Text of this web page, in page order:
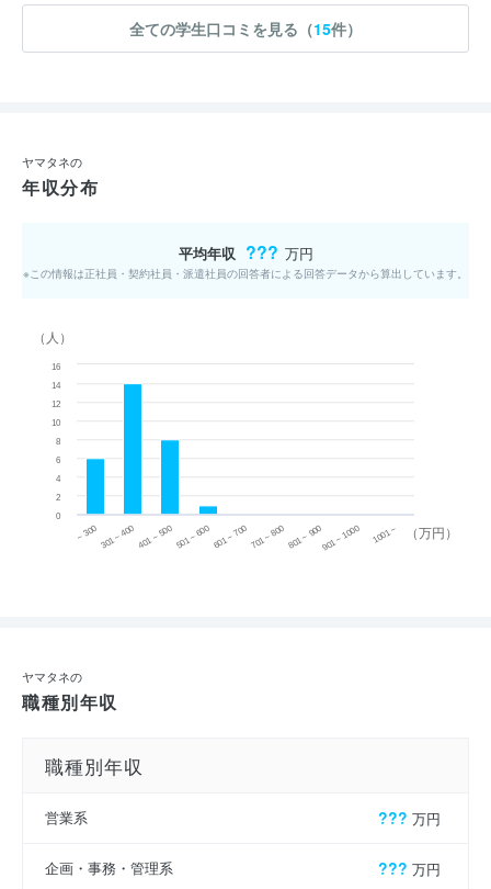
全ての学生口コミを見る（15件）
ヤマタネの
年収分布
平均年収 ??? 万円
※この情報は正社員・契約社員・派遣社員の回答者による回答データから算出しています。
（万円）
（人）
~ 300 301 ~ 400 401 ~ 500501 ~ 600601 ~ 700701 ~ 800801 ~ 900901 ~ 1000 1001 ~
0
2
4
6
8
10
12
14
16
ヤマタネの
職種別年収
職種別年収
営業系 ??? 万円
企画・事務・管理系 ??? 万円